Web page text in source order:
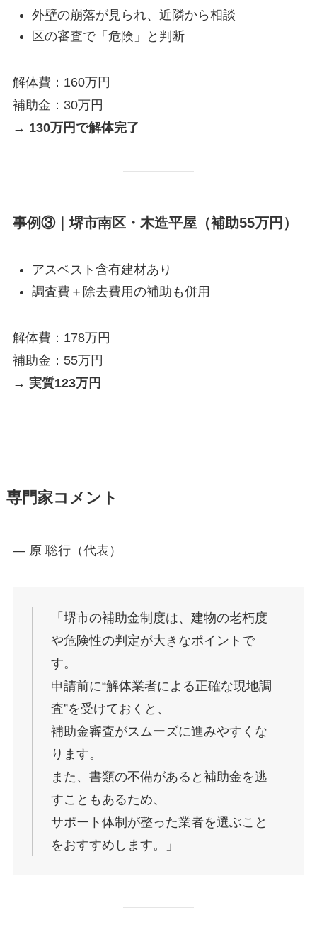
外壁の崩落が見られ、近隣から相談
区の審査で「危険」と判断
解体費：160万円
補助金：30万円
→ 130万円で解体完了
事例③｜堺市南区・木造平屋（補助55万円）
アスベスト含有建材あり
調査費＋除去費用の補助も併用
解体費：178万円
補助金：55万円
→ 実質123万円
専門家コメント
— 原 聡行（代表）
「堺市の補助金制度は、建物の老朽度
や危険性の判定が大きなポイントで
す。
申請前に“解体業者による正確な現地調
査”を受けておくと、
補助金審査がスムーズに進みやすくな
ります。
また、書類の不備があると補助金を逃
すこともあるため、
サポート体制が整った業者を選ぶこと
をおすすめします。」